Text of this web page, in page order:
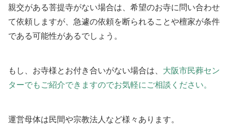
親交がある菩提寺がない場合は、希望のお寺に問い合わせ
て依頼しますが、急遽の依頼を断られることや檀家が条件
である可能性があるでしょう。
もし、お寺様とお付き合いがない場合は、 大阪市民葬セン
ターでもご紹介できますのでお気軽にご相談ください。
運営母体は民間や宗教法人など様々あります。